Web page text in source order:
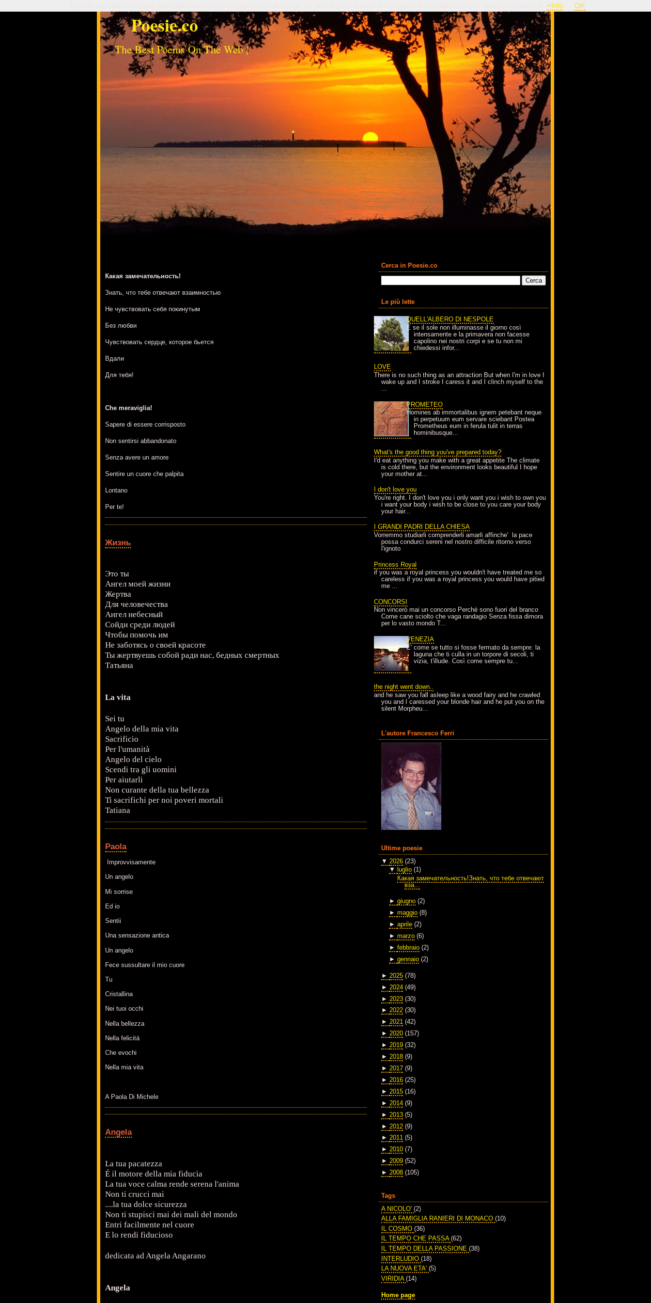
Poesie.co
The Best Poems On The Web |
Какая замечательность!
Знать, что тебе отвечают взаимностью
Не чувствовать себя покинутым
Без любви
Чувствовать сердце, которое бьется
Вдали
Для тебя!
Che meraviglia!
Sapere di essere corrisposto
Non sentirsi abbandonato
Senza avere un amore
Sentire un cuore che palpita
Lontano
Per te!
Жизнь
Это ты
Ангел моей жизни
Жертва
Для человечества
Ангел небесный
Сойди среди людей
Чтобы помочь им
Не заботясь о своей красоте
Ты жертвуешь собой ради нас, бедных смертных
Татьяна
La vita
Sei tu
Angelo della mia vita
Sacrificio
Per l'umanità
Angelo del cielo
Scendi tra gli uomini
Per aiutarli
Non curante della tua bellezza
Ti sacrifichi per noi poveri mortali
Tatiana
Paola
Improvvisamente
Un angelo
Mi sorrise
Ed io
Sentii
Una sensazione antica
Un angelo
Fece sussultare il mio cuore
Tu
Cristallina
Nei tuoi occhi
Nella bellezza
Nella felicitá
Che evochi
Nella mia vita
A Paola Di Michele
Angela
La tua pacatezza
É il motore della mia fiducia
La tua voce calma rende serena l'anima
Non ti crucci mai
....la tua dolce sicurezza
Non ti stupisci mai dei mali del mondo
Entri facilmente nel cuore
E lo rendi fiducioso
dedicata ad Angela Angarano
Angela
Cerca in Poesie.co
Le più lette
QUELL'ALBERO DI NESPOLE
E se il sole non illuminasse il giorno così
intensamente e la primavera non facesse
capolino nei nostri corpi e se tu non mi
chiedessi infor...
LOVE
There is no such thing as an attraction But when I'm in love I
wake up and I stroke I caress it and I clinch myself to the
...
PROMETEO
Homines ab immortalibus ignem petebant neque
in perpetuum eum servare sciebant Postea
Prometheus eum in ferula tulit in terras
hominibusque...
What's the good thing you've prepared today?
I'd eat anything you make with a great appetite The climate
is cold there, but the environment looks beautiful I hope
your mother at...
I don't love you
You're right. I don't love you i only want you i wish to own you
i want your body i wish to be close to you care your body
your hair...
I GRANDI PADRI DELLA CHIESA
Vorremmo studiarli comprenderli amarli affinche' la pace
possa condurci sereni nel nostro difficile ritorno verso
l'ignoto
Princess Royal
if you was a royal princess you wouldn't have treated me so
careless if you was a royal princess you would have pitied
me ...
CONCORSI
Non vincerò mai un concorso Perchè sono fuori del branco
Come cane sciolto che vaga randagio Senza fissa dimora
per lo vasto mondo T...
VENEZIA
E' come se tutto si fosse fermato da sempre: la
laguna che ti culla in un torpore di secoli, ti
vizia, t'illude. Così come sempre tu...
the night went down..
and he saw you fall asleep like a wood fairy and he crawled
you and I caressed your blonde hair and he put you on the
silent Morpheu...
L'autore Francesco Ferri
Ultime poesie
▼ 2026 (23)
▼
luglio (1)
Какая замечательность!Знать, что тебе отвечают
вза...
► giugno (2)
► maggio (8)
► aprile (2)
► marzo (6)
► febbraio (2)
► gennaio (2)
► 2025 (78)
► 2024 (49)
► 2023 (30)
► 2022 (30)
► 2021 (42)
► 2020 (157)
► 2019 (32)
► 2018 (9)
► 2017 (9)
► 2016 (25)
► 2015 (16)
► 2014 (9)
► 2013 (5)
► 2012 (9)
► 2011 (5)
► 2010 (7)
► 2009 (52)
► 2008 (105)
Tags
A NICOLO' (2)
ALLA FAMIGLIA RANIERI DI MONACO (10)
IL COSMO (36)
IL TEMPO CHE PASSA (62)
IL TEMPO DELLA PASSIONE (38)
INTERLUDIO (18)
LA NUOVA ETA' (5)
VIRIDIA (14)
Home page
+Info OK